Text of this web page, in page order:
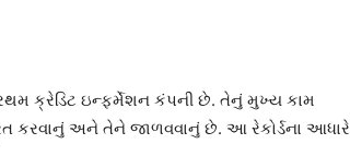
ક્રેડિટ ઇન્ફર્મેશન કંપની છે. તેનું મુખ્ય કામ
કરવાનું અને તેને જાળવવાનું છે. આ રેકોર્ડના આધારે